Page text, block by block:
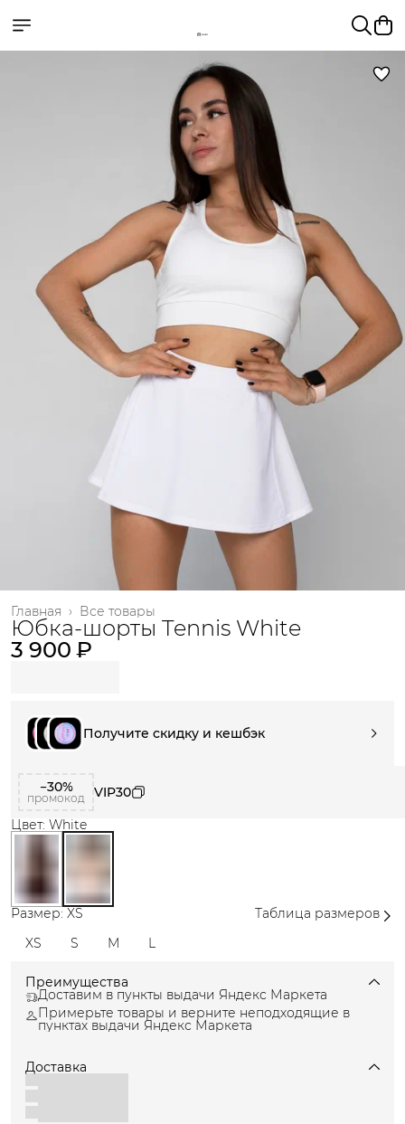
Все товары
Главная ›
Юбка-шорты Tennis White
3 900 ₽
Получите скидку и кешбэк
−30%
промокод
VIP30
Цвет: White
Размер: XS
Таблица размеров
XS
S M L
Преимущества
Доставим в пункты выдачи Яндекс Маркета
Примерьте товары и верните неподходящие в
пунктах выдачи Яндекс Маркета
Доставка